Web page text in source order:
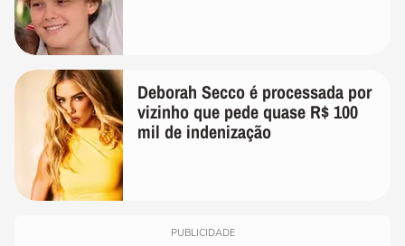
Deborah Secco é processada por
vizinho que pede quase R$ 100
mil de indenização
PUBLICIDADE